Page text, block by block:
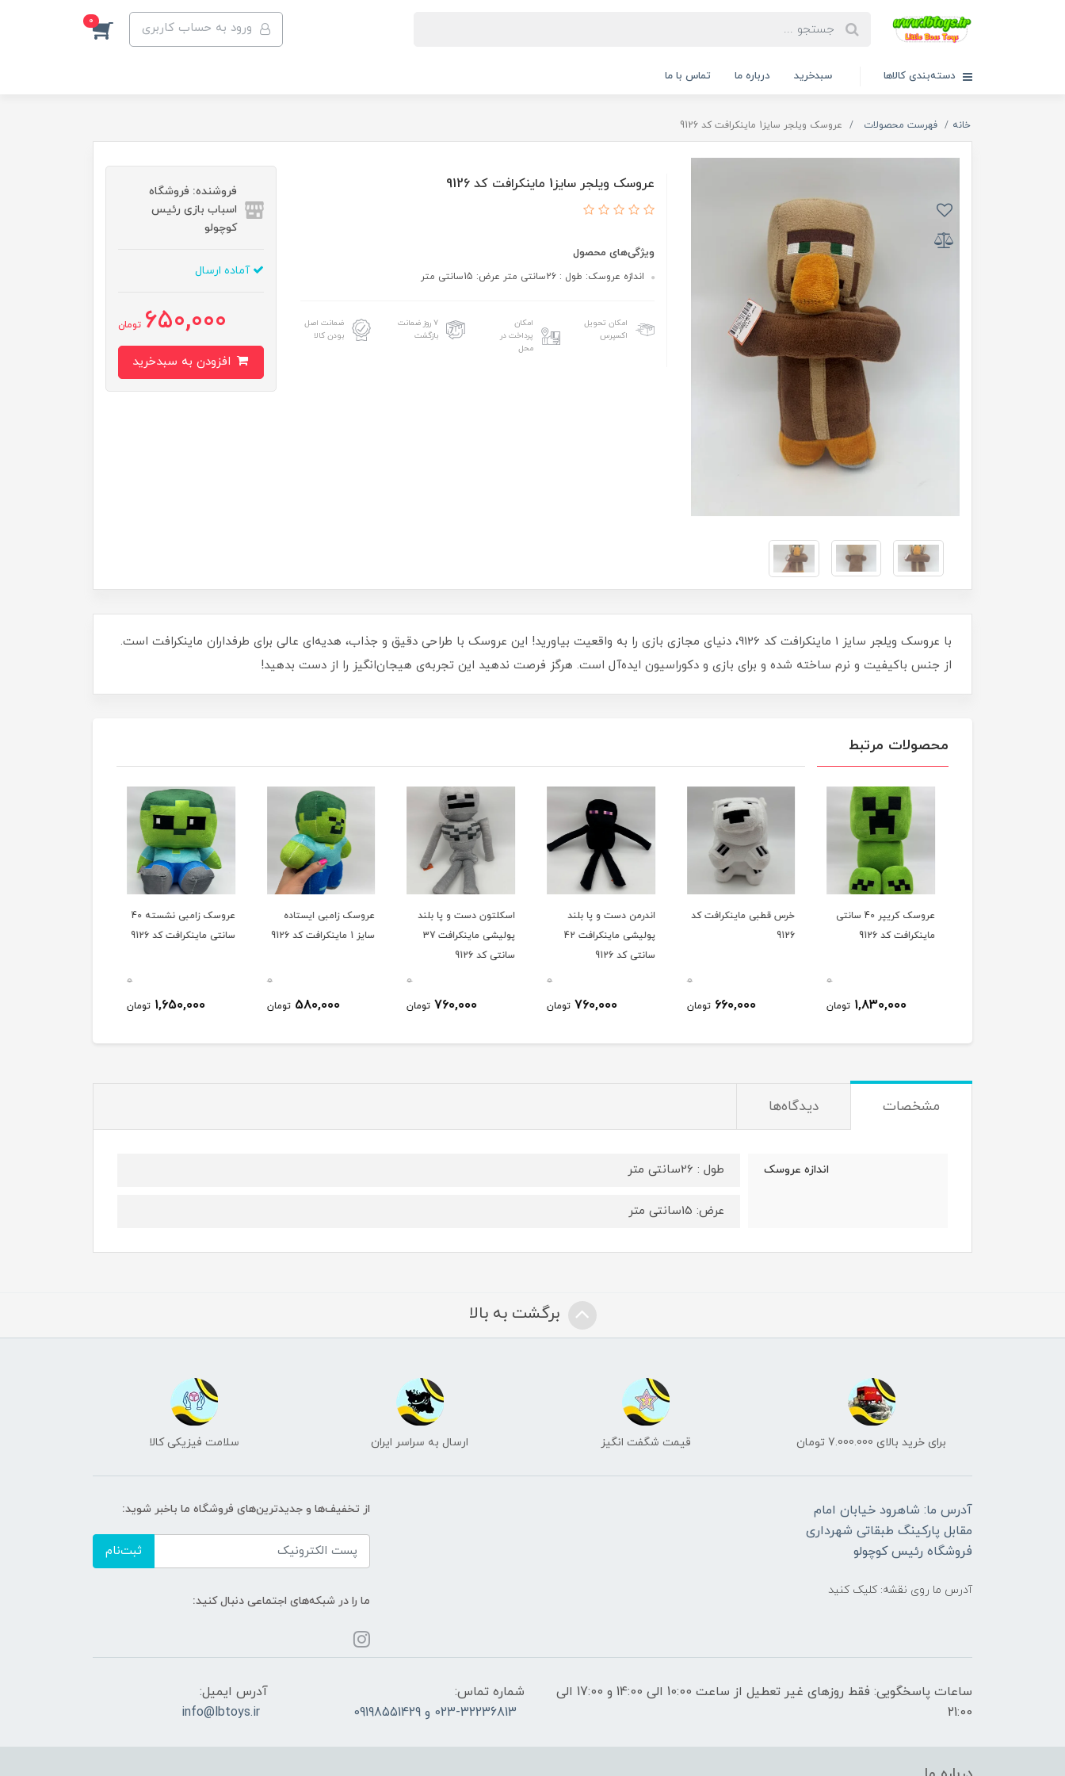
ورود به حساب کاربری 0
دسته‌بندی کالاها سبدخرید درباره ما تماس با ما
خانه فهرست محصولات عروسک ویلجر سایز1 ماینکرافت کد 9126
عروسک ویلجر سایز1 ماینکرافت کد 9126
ویژگی‌های محصول
اندازه عروسک: طول : 26سانتی متر عرض: 15سانتی متر
امکان تحویل
اکسپرس
امکان
پرداخت در
محل
۷ روز ضمانت
بازگشت
ضمانت اصل
بودن کالا
فروشنده: فروشگاه
اسباب بازی رئیس
کوچولو
آماده ارسال
650,000 تومان
با عروسک ویلجر سایز 1 ماینکرافت کد 9126، دنیای مجازی بازی را به واقعیت بیاورید! این عروسک با طراحی دقیق و جذاب، هدیه‌ای عالی برای طرفداران ماینکرافت است.
از جنس باکیفیت و نرم ساخته شده و برای بازی و دکوراسیون ایده‌آل است. هرگز فرصت ندهید این تجربه‌ی هیجان‌انگیز را از دست بدهید!
محصولات مرتبط
عروسک کریپر 40 سانتی
ماینکرافت کد 9126
0
1,830,000 تومان
خرس قطبی ماینکرافت کد
9126
0
660,000 تومان
اندرمن دست و پا بلند
پولیشی ماینکرافت 42
سانتی کد 9126
0
760,000 تومان
اسکلتون دست و پا بلند
پولیشی ماینکرافت 37
سانتی کد 9126
0
760,000 تومان
عروسک زامبی ایستاده
سایز 1 ماینکرافت کد 9126
0
580,000 تومان
عروسک زامبی نشسته 40
سانتی ماینکرافت کد 9126
0
1,650,000 تومان
مشخصات دیدگاه‌ها
اندازه عروسک طول : 26سانتی متر
عرض: 15سانتی متر
برگشت به بالا
برای خرید بالای 7.000.000 تومان قیمت شگفت انگیز ارسال به سراسر ایران سلامت فیزیکی کالا
آدرس ما: شاهرود خیابان امام
مقابل پارکینگ طبقاتی شهرداری
فروشگاه رئیس کوچولو
آدرس ما روی نقشه: کلیک کنید
از تخفیف‌ها و جدیدترین‌های فروشگاه ما باخبر شوید:
ثبت‌نام
ما را در شبکه‌های اجتماعی دنبال کنید:
ساعات پاسخگویی: فقط روزهای غیر تعطیل از ساعت 10:00 الی 14:00 و 17:00 الی
21:00
شماره تماس:
023-32236813 و 09198551429
آدرس ایمیل:
info@lbtoys.ir